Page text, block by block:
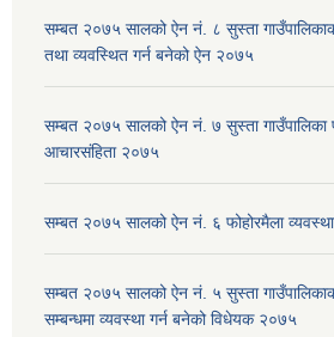
सम्बत २०७५ सालको ऐन नं. ८ सुस्ता
तथा व्यवस्थित गर्न बनेको ऐन २०७५
सम्बत २०७५ सालको ऐन नं. ७ सुस्ता गाउँपालिका
आचारसंहिता २०७५
सम्बत २०७५ सालको ऐन नं. ६ फोहोरमैला
सम्बत २०७५ सालको ऐन नं. ५ सुस्ता
सम्बन्धमा व्यवस्था गर्न बनेको विधेयक २०७५